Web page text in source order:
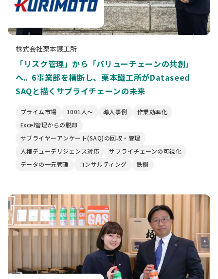
株式会社栗本鐵工所
「リスク管理」から「バリューチェーンの共創」
へ。6事業部を横断し、栗本鐵工所がDataseed
SAQと描くサプライチェーンの未来
プライム市場 1001人〜 導入事例
作業効率化
Excel管理からの脱却
サプライヤーアンケート(SAQ)の回収・管理
人権デューデリジェンス対応
サプライチェーンの可視化
データの一元管理
コンサルティング 鉄鋼